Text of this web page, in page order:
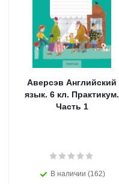
Аверсэв Английский
язык. 6 кл. Практикум.
Часть 1
В наличии (162)